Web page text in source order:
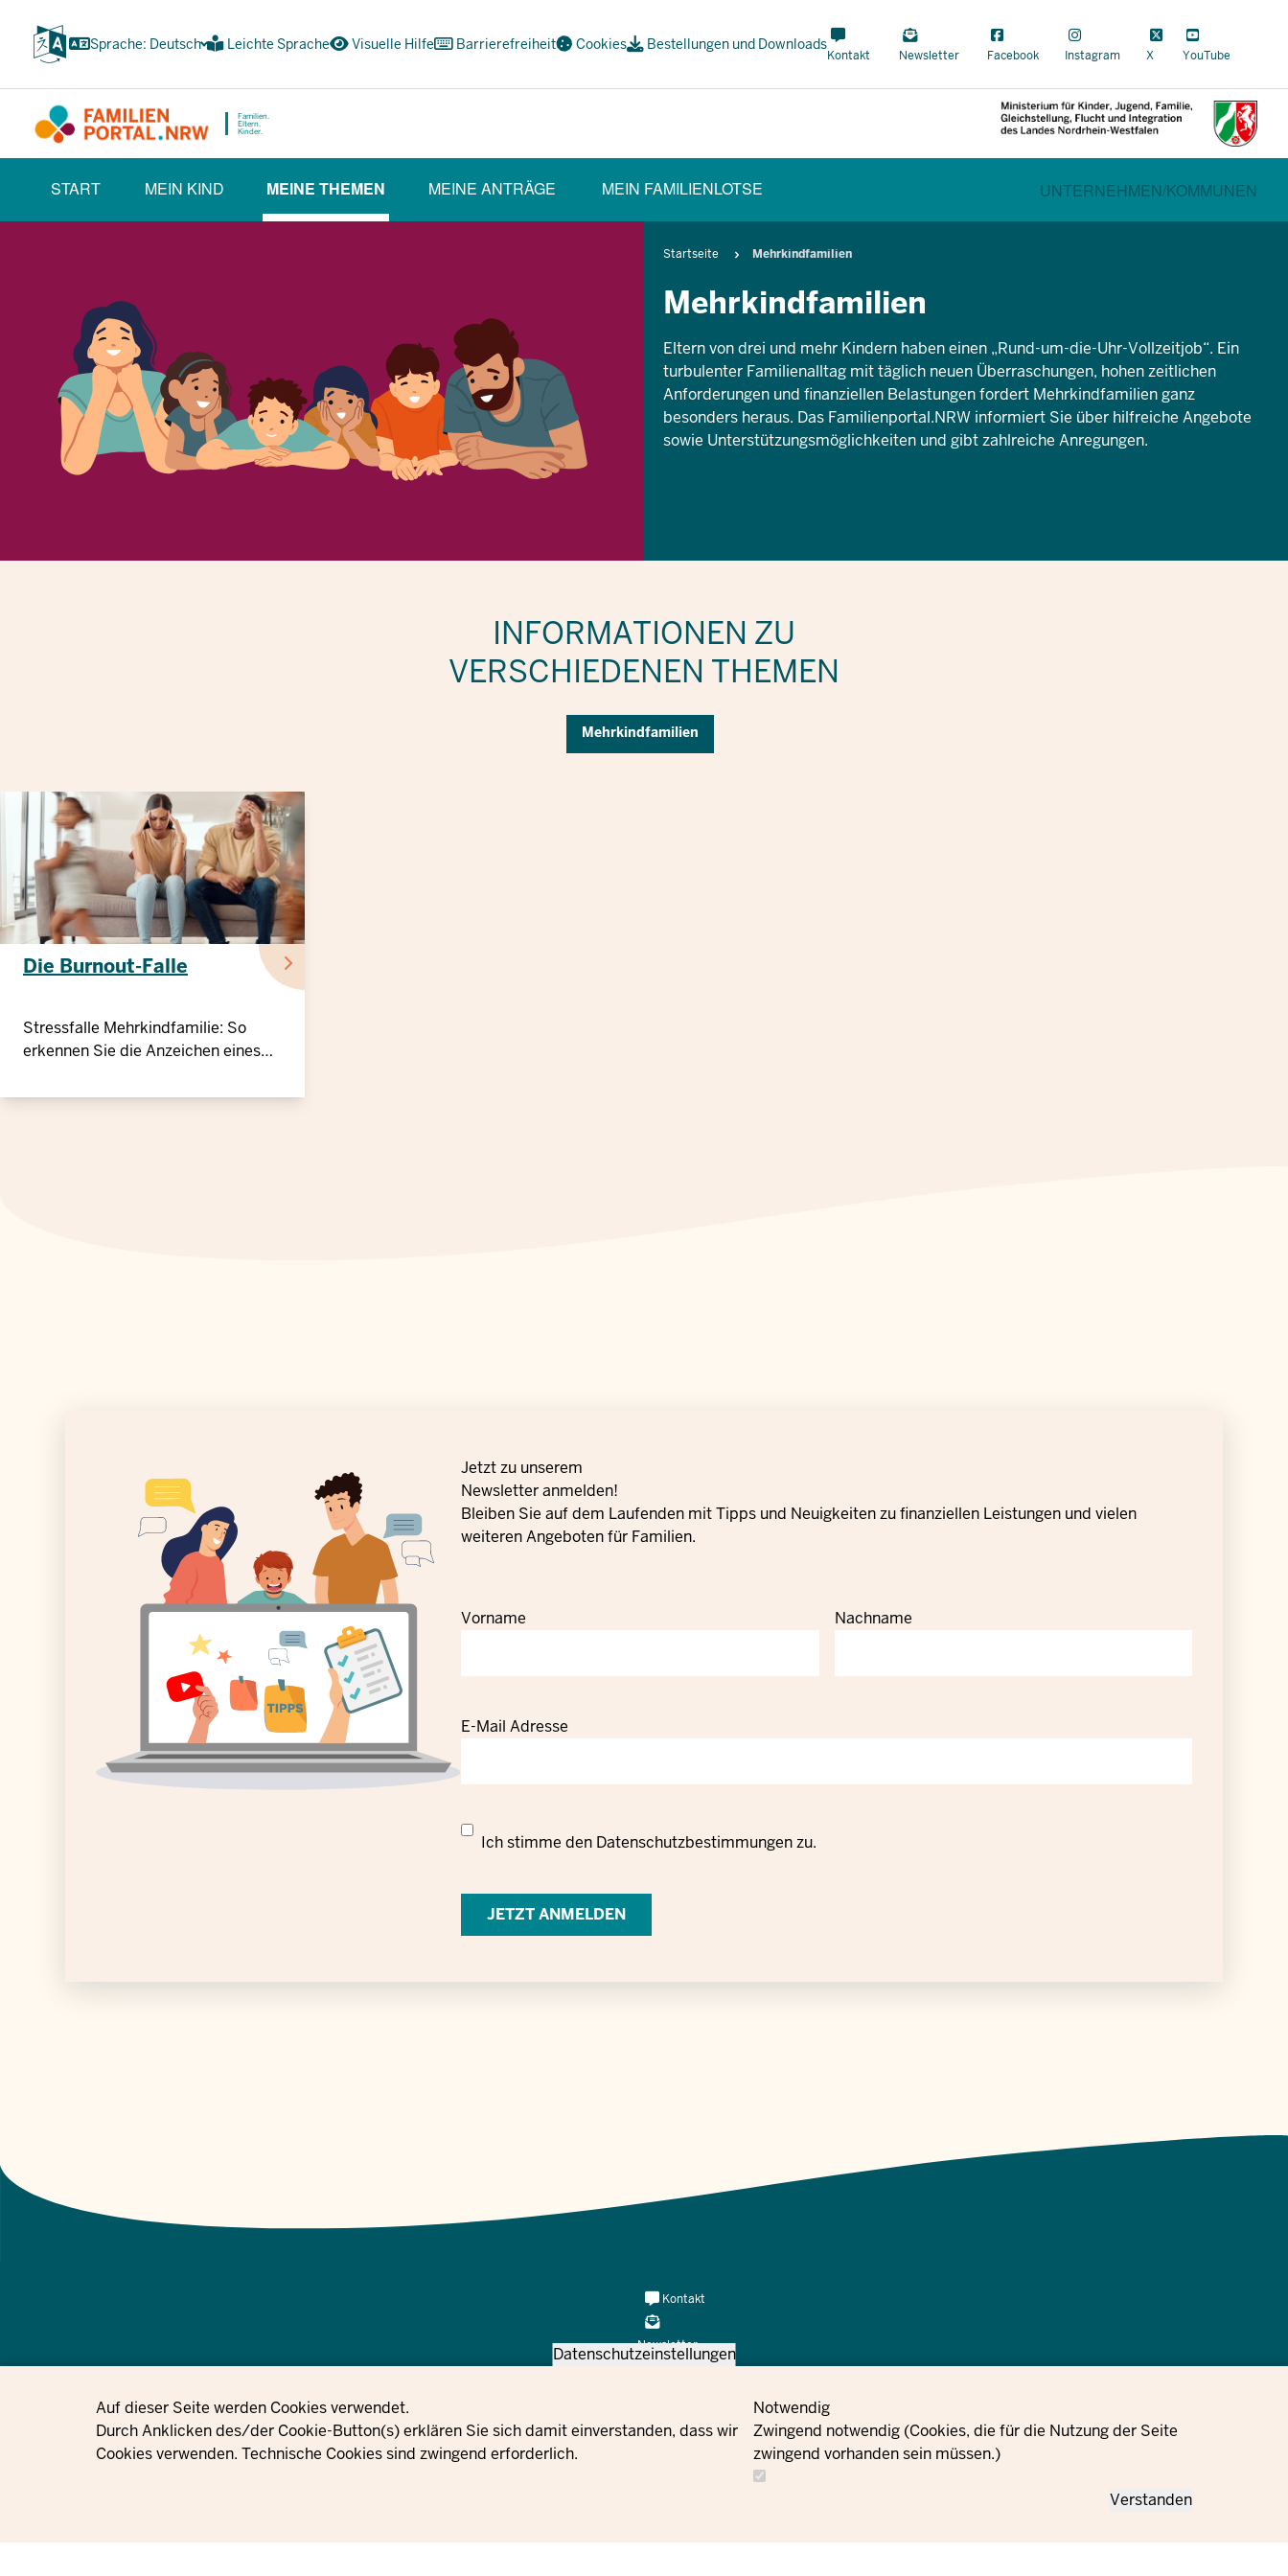
Privacy settings
Datenschutzeinstellungen
Auf dieser Seite werden Cookies verwendet.
Durch Anklicken des/der Cookie-Button(s) erklären Sie sich damit einverstanden, dass wir
Cookies verwenden. Technische Cookies sind zwingend erforderlich.
Notwendig
Zwingend notwendig (Cookies, die für die Nutzung der Seite
zwingend vorhanden sein müssen.)
Verstanden
Inhalt
wechseln
Sprache: Deutsch Leichte Sprache Visuelle Hilfe Barrierefreiheit Cookies Bestellungen und Downloads Meta
Navi
Kontakt Newsletter Facebook Instagram X YouTube
Familien.
Eltern.
Kinder.
(BÜRGERBEREICH)
START MEIN KIND
MEINE THEMEN
(CURRENT SECTION)
MEINE ANTRÄGE MEIN FAMILIENLOTSE BEREICHSWECHSEL
CURRENT SECTION FÜR
UNTERNEHMEN/KOMMUNEN
Pfadnavigation
Startseite Mehrkindfamilien
Mehrkindfamilien
Eltern von drei und mehr Kindern haben einen „Rund-um-die-Uhr-Vollzeitjob“. Ein
turbulenter Familienalltag mit täglich neuen Überraschungen, hohen zeitlichen
Anforderungen und finanziellen Belastungen fordert Mehrkindfamilien ganz
besonders heraus. Das Familienportal.NRW informiert Sie über hilfreiche Angebote
sowie Unterstützungsmöglichkeiten und gibt zahlreiche Anregungen.
INFORMATIONEN ZU
VERSCHIEDENEN THEMEN
Mehrkindfamilien
Die Burnout-Falle
Stressfalle Mehrkindfamilie: So
erkennen Sie die Anzeichen eines
Gesundheit
Jetzt zu unserem
Newsletter anmelden!
Bleiben Sie auf dem Laufenden mit Tipps und Neuigkeiten zu finanziellen Leistungen und vielen
weiteren Angeboten für Familien.
Vorname Nachname
E-Mail Adresse
Datenschutzrechtliche
Verarbeitung
personenbezogener
Ich stimme den Datenschutzbestimmungenzu.
Kontakt Bestellungen
Meta
Navi
Social
Kontakt
Newsletter
Instagram
Nordrhein-Westfalen